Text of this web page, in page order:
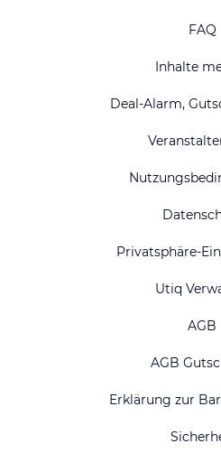
FAQ
Inhalte
Deal-Alarm,
Privatsphäre-
Utiq
AGB
AGB
Erklärung zur